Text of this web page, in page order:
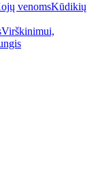
venomsKūdikių
Virškinimui,